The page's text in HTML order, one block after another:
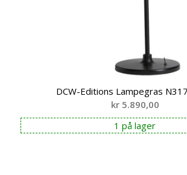
DCW-Editions Lampegras
kr5.890,00
1 på lager